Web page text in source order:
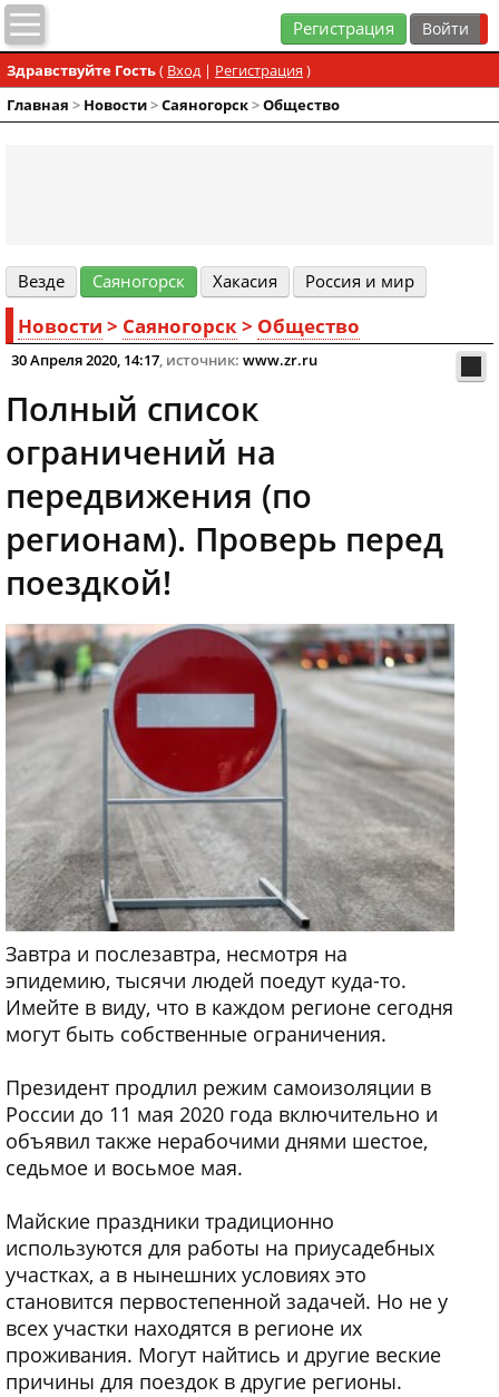
Регистрация
Здравствуйте Гость( Вход| Регистрация )
Главная > Новости>Cаяногорск>Общество
Везде Cаяногорск Хакасия Россия и мир
Новости > Cаяногорск> Общество
30 Апреля 2020, 14:17, источник: www.zr.ru
Полный список
ограничений на
передвижения (по
регионам). Проверь перед
поездкой!
Завтра и послезавтра, несмотря на
эпидемию, тысячи людей поедут куда-то.
Имейте в виду, что в каждом регионе сегодня
могут быть собственные ограничения.
Президент продлил режим самоизоляции в
России до 11 мая 2020 года включительно и
объявил также нерабочими днями шестое,
седьмое и восьмое мая.
Майские праздники традиционно
используются для работы на приусадебных
участках, а в нынешних условиях это
становится первостепенной задачей. Но не у
всех участки находятся в регионе их
проживания. Могут найтись и другие веские
причины для поездок в другие регионы.